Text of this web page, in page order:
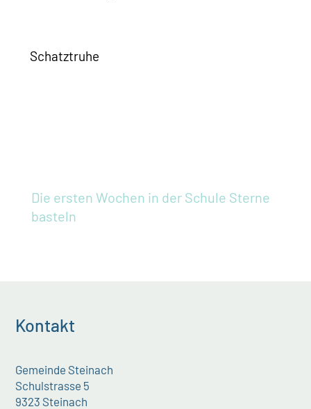
Schatztruhe
Die ersten Wochen in der Schule Sterne
basteln
Kontakt
Gemeinde Steinach
Schulstrasse 5
9323 Steinach